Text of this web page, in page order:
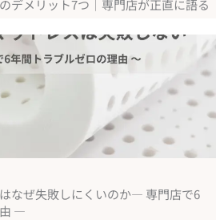
デメリット7つ｜専門店が正直に語る
なぜ失敗しにくいのか― 専門店で6
―